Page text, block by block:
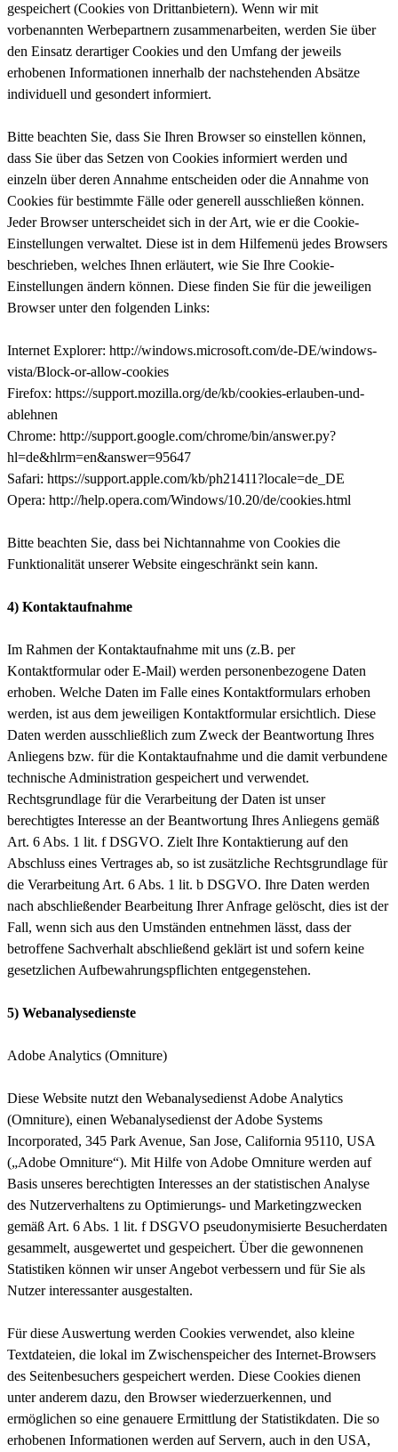
gespeichert (Cookies von Drittanbietern). Wenn wir mit
vorbenannten Werbepartnern zusammenarbeiten, werden Sie über
den Einsatz derartiger Cookies und den Umfang der jeweils
erhobenen Informationen innerhalb der nachstehenden Absätze
individuell und gesondert informiert.
Bitte beachten Sie, dass Sie Ihren Browser so einstellen können,
dass Sie über das Setzen von Cookies informiert werden und
einzeln über deren Annahme entscheiden oder die Annahme von
Cookies für bestimmte Fälle oder generell ausschließen können.
Jeder Browser unterscheidet sich in der Art, wie er die Cookie-
Einstellungen verwaltet. Diese ist in dem Hilfemenü jedes Browsers
beschrieben, welches Ihnen erläutert, wie Sie Ihre Cookie-
Einstellungen ändern können. Diese finden Sie für die jeweiligen
Browser unter den folgenden Links:
Internet Explorer: http://windows.microsoft.com/de-DE/windows-
vista/Block-or-allow-cookies
Firefox: https://support.mozilla.org/de/kb/cookies-erlauben-und-
ablehnen
Chrome: http://support.google.com/chrome/bin/answer.py?
hl=de&hlrm=en&answer=95647
Safari: https://support.apple.com/kb/ph21411?locale=de_DE
Opera: http://help.opera.com/Windows/10.20/de/cookies.html
Bitte beachten Sie, dass bei Nichtannahme von Cookies die
Funktionalität unserer Website eingeschränkt sein kann.
4) Kontaktaufnahme
Im Rahmen der Kontaktaufnahme mit uns (z.B. per
Kontaktformular oder E-Mail) werden personenbezogene Daten
erhoben. Welche Daten im Falle eines Kontaktformulars erhoben
werden, ist aus dem jeweiligen Kontaktformular ersichtlich. Diese
Daten werden ausschließlich zum Zweck der Beantwortung Ihres
Anliegens bzw. für die Kontaktaufnahme und die damit verbundene
technische Administration gespeichert und verwendet.
Rechtsgrundlage für die Verarbeitung der Daten ist unser
berechtigtes Interesse an der Beantwortung Ihres Anliegens gemäß
Art. 6 Abs. 1 lit. f DSGVO. Zielt Ihre Kontaktierung auf den
Abschluss eines Vertrages ab, so ist zusätzliche Rechtsgrundlage für
die Verarbeitung Art. 6 Abs. 1 lit. b DSGVO. Ihre Daten werden
nach abschließender Bearbeitung Ihrer Anfrage gelöscht, dies ist der
Fall, wenn sich aus den Umständen entnehmen lässt, dass der
betroffene Sachverhalt abschließend geklärt ist und sofern keine
gesetzlichen Aufbewahrungspflichten entgegenstehen.
5) Webanalysedienste
Adobe Analytics (Omniture)
Diese Website nutzt den Webanalysedienst Adobe Analytics
(Omniture), einen Webanalysedienst der Adobe Systems
Incorporated, 345 Park Avenue, San Jose, California 95110, USA
(„Adobe Omniture“). Mit Hilfe von Adobe Omniture werden auf
Basis unseres berechtigten Interesses an der statistischen Analyse
des Nutzerverhaltens zu Optimierungs- und Marketingzwecken
gemäß Art. 6 Abs. 1 lit. f DSGVO pseudonymisierte Besucherdaten
gesammelt, ausgewertet und gespeichert. Über die gewonnenen
Statistiken können wir unser Angebot verbessern und für Sie als
Nutzer interessanter ausgestalten.
Für diese Auswertung werden Cookies verwendet, also kleine
Textdateien, die lokal im Zwischenspeicher des Internet-Browsers
des Seitenbesuchers gespeichert werden. Diese Cookies dienen
unter anderem dazu, den Browser wiederzuerkennen, und
ermöglichen so eine genauere Ermittlung der Statistikdaten. Die so
erhobenen Informationen werden auf Servern, auch in den USA,